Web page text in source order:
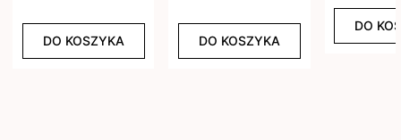
DO KOSZYKA DO KOSZYKA
DO